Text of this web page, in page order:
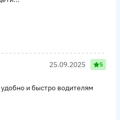
25.09.2025 5
и быстро водителям